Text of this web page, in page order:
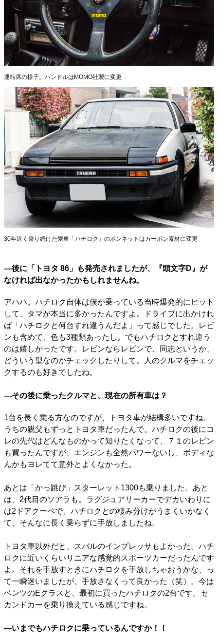
運転席の様子。ハンドルはMOMO社製に変更
30年近く乗り続けた愛車「ハチロク」のボンネットはカーボン素材に変更
―後に「トヨタ 86」も発売されましたが、『頭文字D』が
なければ出なかったかもしれませんね。
アハハ。ハチロク自体は僕が乗っている当時爆発的にヒット
して、タマが本当に多かったんですよ。ドライブに出かけれ
ば「ハチロクと何台すれ違うんだよ」って感じでした。レビ
ンも含めて、色も3種類あったし。でもハチロクとすれ違う
のは嬉しかったです。レビンならレビンで、同志というか、
どういう型なのかチェックしたりして。人のクルマをチェッ
クするのも好きでしたね。
―その後に乗ったクルマと、現在の所有車は？
1台を長く乗る方なのですが、トヨタ車が結構多いですね。
うちの親父もずっとトヨタ車だったんで。ハチロクの後にコ
レの先代はどんなものかって知りたくなって、７１のレビン
も買ったんですが、エンジンも全然パワーないし、ボディな
んかもヨレてて意外とよくなかった。
あとは「かっ跳び」スターレット1300も乗りました。あと
は、2代目のソアラも。ラグジュアリーカーでデカいわりに
は2ドアクーペで、ハチロクとの棲み分けがうまくいかなく
て、そんなに長く乗らずに手放しましたね。
トヨタ車以外だと、スバルのインプレッサもよかった。ハチ
ロクに近いくらいリニアな感覚的スポーツカーだったんです
よ。それを手放すときにハチロクを手放しちゃおうかな、っ
て一瞬迷いましたが、手放さなくって良かった（笑）。今は
ベンツのEクラスと、最初に買ったハチロクの2台です。セ
カンドカーを乗り換えている感じですね。
―いまでもハチロクに乗っているんですか！！